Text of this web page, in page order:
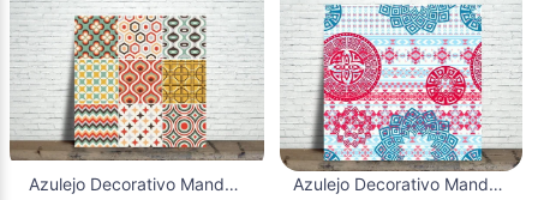
Azulejo Decorativo Mandala Azulejo Decorativo Mandala